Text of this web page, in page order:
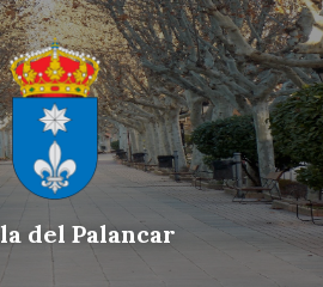
del Palancar